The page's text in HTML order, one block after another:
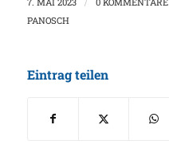
PANOSCH
Eintrag teilen